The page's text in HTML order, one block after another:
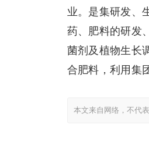
业。是集研发、
药、肥料的研发
菌剂及植物生长
合肥料，利用集
本文来自网络，不代